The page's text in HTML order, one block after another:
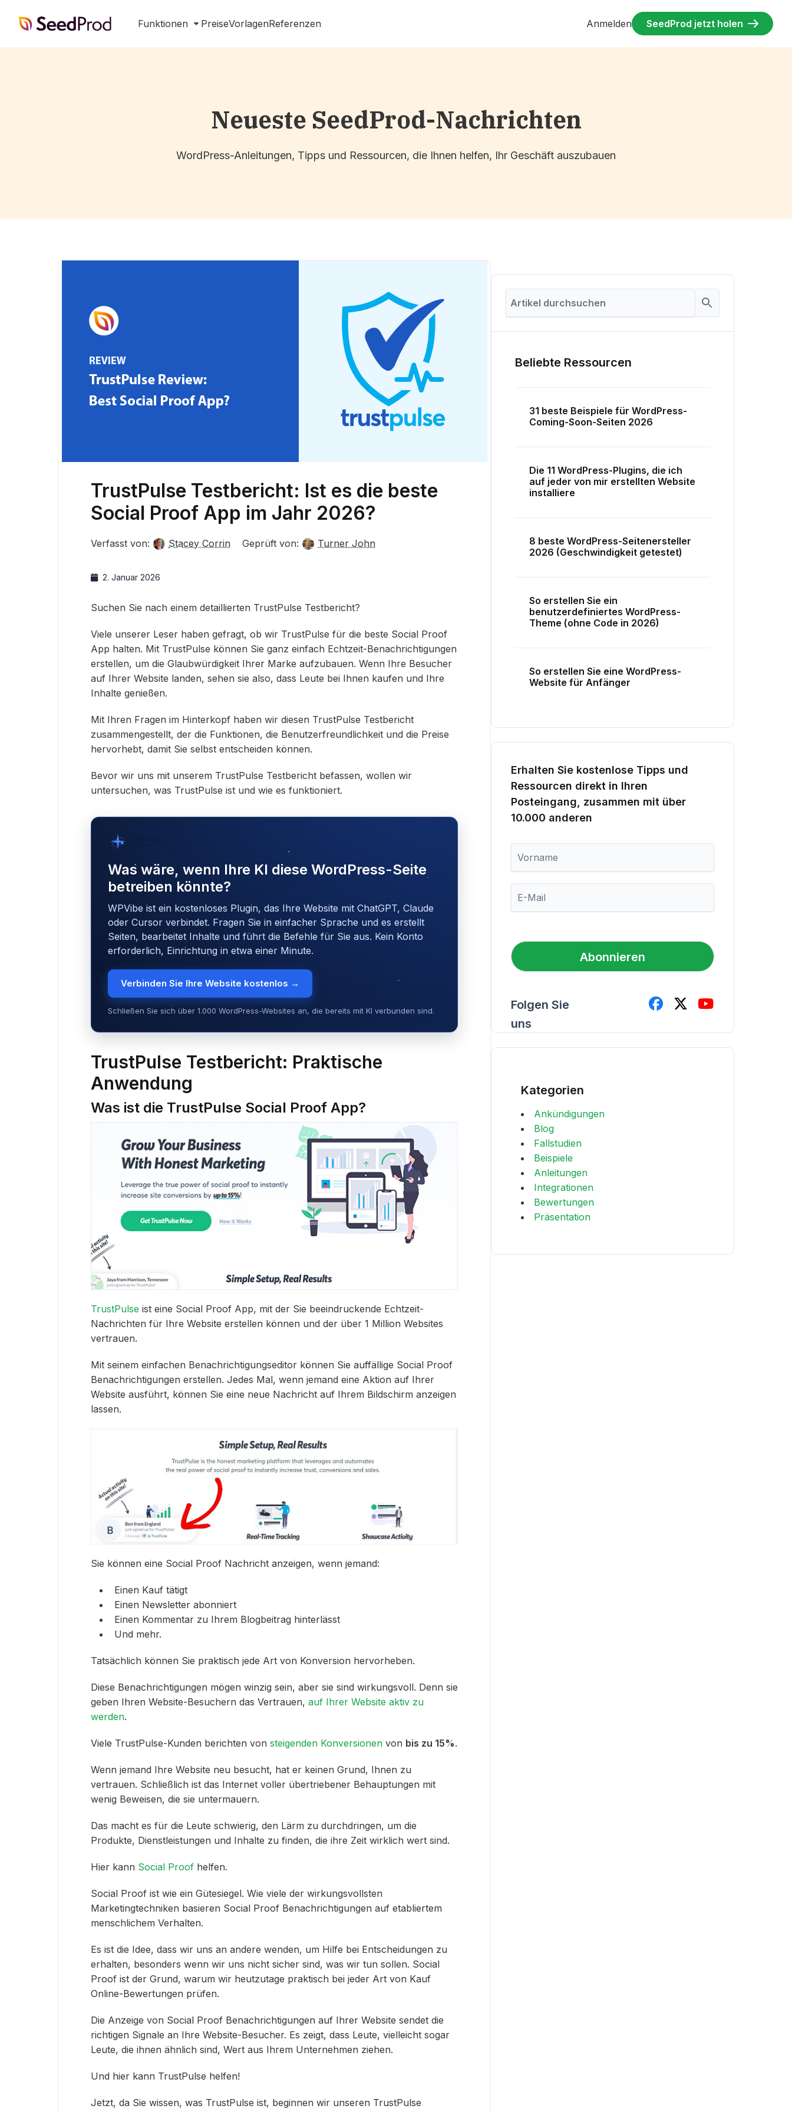
SeedProd Funktionen PreiseVorlagenReferenzen Anmelden SeedProd jetzt holen
Neueste SeedProd-Nachrichten
WordPress-Anleitungen, Tipps und Ressourcen, die Ihnen helfen, Ihr Geschäft auszubauen
TrustPulse Testbericht: Ist es die beste
Social Proof App im Jahr 2026?
Verfasst von: Stacey Corrin Geprüft von: Turner John
2. Januar 2026
Suchen Sie nach einem detaillierten TrustPulse Testbericht?
Viele unserer Leser haben gefragt, ob wir TrustPulse für die beste Social Proof
App halten. Mit TrustPulse können Sie ganz einfach Echtzeit-Benachrichtigungen
erstellen, um die Glaubwürdigkeit Ihrer Marke aufzubauen. Wenn Ihre Besucher
auf Ihrer Website landen, sehen sie also, dass Leute bei Ihnen kaufen und Ihre
Inhalte genießen.
Mit Ihren Fragen im Hinterkopf haben wir diesen TrustPulse Testbericht
zusammengestellt, der die Funktionen, die Benutzerfreundlichkeit und die Preise
hervorhebt, damit Sie selbst entscheiden können.
Bevor wir uns mit unserem TrustPulse Testbericht befassen, wollen wir
untersuchen, was TrustPulse ist und wie es funktioniert.
Was wäre, wenn Ihre KI diese WordPress-Seite
betreiben könnte?
WPVibe ist ein kostenloses Plugin, das Ihre Website mit ChatGPT, Claude
oder Cursor verbindet. Fragen Sie in einfacher Sprache und es erstellt
Seiten, bearbeitet Inhalte und führt die Befehle für Sie aus. Kein Konto
erforderlich, Einrichtung in etwa einer Minute.
Verbinden Sie Ihre Website kostenlos →
Schließen Sie sich über 1.000 WordPress-Websites an, die bereits mit KI verbunden sind.
TrustPulse Testbericht: Praktische
Anwendung
Was ist die TrustPulse Social Proof App?
TrustPulse ist eine Social Proof App, mit der Sie beeindruckende Echtzeit-
Nachrichten für Ihre Website erstellen können und der über 1 Million Websites
vertrauen.
Mit seinem einfachen Benachrichtigungseditor können Sie auffällige Social Proof
Benachrichtigungen erstellen. Jedes Mal, wenn jemand eine Aktion auf Ihrer
Website ausführt, können Sie eine neue Nachricht auf Ihrem Bildschirm anzeigen
lassen.
Sie können eine Social Proof Nachricht anzeigen, wenn jemand:
Einen Kauf tätigt
Einen Newsletter abonniert
Einen Kommentar zu Ihrem Blogbeitrag hinterlässt
Und mehr.
Tatsächlich können Sie praktisch jede Art von Konversion hervorheben.
Diese Benachrichtigungen mögen winzig sein, aber sie sind wirkungsvoll. Denn sie
geben Ihren Website-Besuchern das Vertrauen, auf Ihrer Website aktiv zu
werden.
Viele TrustPulse-Kunden berichten von steigenden Konversionen von bis zu 15%.
Wenn jemand Ihre Website neu besucht, hat er keinen Grund, Ihnen zu
vertrauen. Schließlich ist das Internet voller übertriebener Behauptungen mit
wenig Beweisen, die sie untermauern.
Das macht es für die Leute schwierig, den Lärm zu durchdringen, um die
Produkte, Dienstleistungen und Inhalte zu finden, die ihre Zeit wirklich wert sind.
Hier kann Social Proof helfen.
Social Proof ist wie ein Gütesiegel. Wie viele der wirkungsvollsten
Marketingtechniken basieren Social Proof Benachrichtigungen auf etabliertem
menschlichem Verhalten.
Es ist die Idee, dass wir uns an andere wenden, um Hilfe bei Entscheidungen zu
erhalten, besonders wenn wir uns nicht sicher sind, was wir tun sollen. Social
Proof ist der Grund, warum wir heutzutage praktisch bei jeder Art von Kauf
Online-Bewertungen prüfen.
Die Anzeige von Social Proof Benachrichtigungen auf Ihrer Website sendet die
richtigen Signale an Ihre Website-Besucher. Es zeigt, dass Leute, vielleicht sogar
Leute, die ihnen ähnlich sind, Wert aus Ihrem Unternehmen ziehen.
Und hier kann TrustPulse helfen!
Jetzt, da Sie wissen, was TrustPulse ist, beginnen wir unseren TrustPulse
Beliebte Ressourcen
31 beste Beispiele für WordPress-
Coming-Soon-Seiten 2026
Die 11 WordPress-Plugins, die ich
auf jeder von mir erstellten Website
installiere
8 beste WordPress-Seitenersteller
2026 (Geschwindigkeit getestet)
So erstellen Sie ein
benutzerdefiniertes WordPress-
Theme (ohne Code in 2026)
So erstellen Sie eine WordPress-
Website für Anfänger
Erhalten Sie kostenlose Tipps und
Ressourcen direkt in Ihren
Posteingang, zusammen mit über
10.000 anderen
r
n
M
l
*
Abonnieren
Folgen Sie
uns
Kategorien
Ankündigungen
Blog
Fallstudien
Beispiele
Anleitungen
Integrationen
Bewertungen
Präsentation